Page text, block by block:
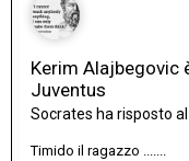
Kerim Alajbegovic
Juventus
Socrates ha risposto
Timido il ragazzo .......